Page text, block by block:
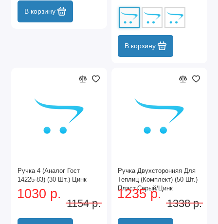
В корзину
В корзину
Ручка 4 (Аналог Гост
14225-83) (30 Шт.) Цинк
1030 р.
1154 р.
Ручка Двухсторонняя Для
Теплиц (Комплект) (50 Шт.)
Пласт.Серый/Цинк
1235 р.
1338 р.